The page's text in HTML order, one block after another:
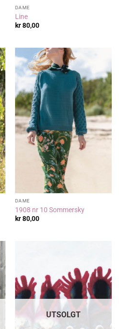
DAME
Line
kr80,00
DAME
1908 nr 10 Sommersky
kr80,00
UTSOLGT